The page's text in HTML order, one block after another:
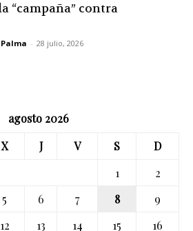
“campaña” contra
- 28 julio, 2026
agosto 2026
X J V S
D
1
2
5 6 7 8
9
12 13 14 15
16